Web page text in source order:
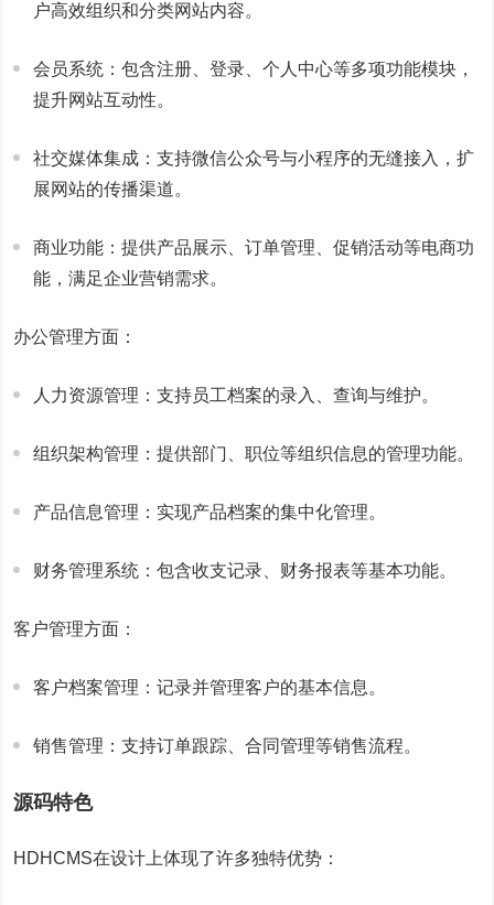
户高效组织和分类网站内容。
会员系统：包含注册、登录、个人中心等多项功能模块，
提升网站互动性。
社交媒体集成：支持微信公众号与小程序的无缝接入，扩
展网站的传播渠道。
商业功能：提供产品展示、订单管理、促销活动等电商功
能，满足企业营销需求。
办公管理方面：
人力资源管理：支持员工档案的录入、查询与维护。
组织架构管理：提供部门、职位等组织信息的管理功能。
产品信息管理：实现产品档案的集中化管理。
财务管理系统：包含收支记录、财务报表等基本功能。
客户管理方面：
客户档案管理：记录并管理客户的基本信息。
销售管理：支持订单跟踪、合同管理等销售流程。
源码特色
HDHCMS在设计上体现了许多独特优势：